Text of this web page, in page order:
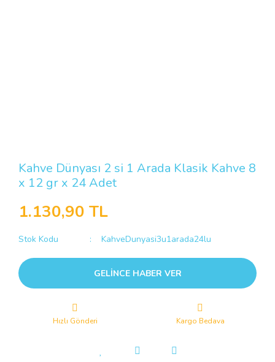
Kahve Dünyası 2 si 1 Arada Klasik Kahve 8
x 12 gr x 24 Adet
1.130,90 TL
Stok Kodu KahveDunyasi3u1arada24lu
GELİNCE HABER VER
Hızlı Gönderi Kargo Bedava